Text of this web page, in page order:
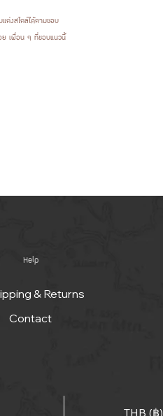
ต่งสไตล์ได้ตามชอบ
ย เพื่อน ๆ ที่ชอบแนวนี้
Help
& Returns
Contact
THB (฿)